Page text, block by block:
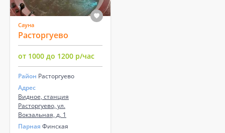
Сауна
Расторгуево
от 1000 до 1200 р/час
Район Расторгуево
Адрес
Видное, станция
Расторгуево, ул.
Вокзальная, д. 1
Парная Финская